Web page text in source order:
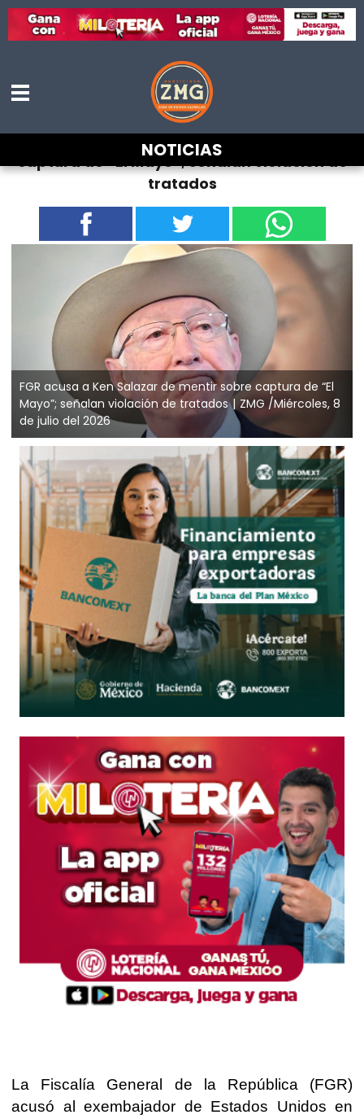
NOTICIAS
FGR acusa a Ken Salazar de mentir sobre
captura de “El Mayo”; señalan violación de
tratados
FGR acusa a Ken Salazar de mentir sobre captura de “El
Mayo”; señalan violación de tratados
ZMG /Miércoles, 8
de julio del 2026
La Fiscalía General de la República (FGR)
acusó al exembajador de Estados Unidos en